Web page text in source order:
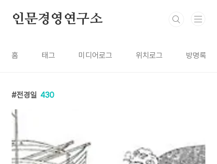
인문경영연구소
홈 태그 미디어로그 위치로그 방명록
전경일 430